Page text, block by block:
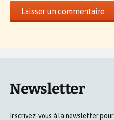
Newsletter
Inscrivez-vous à la newsletter pour